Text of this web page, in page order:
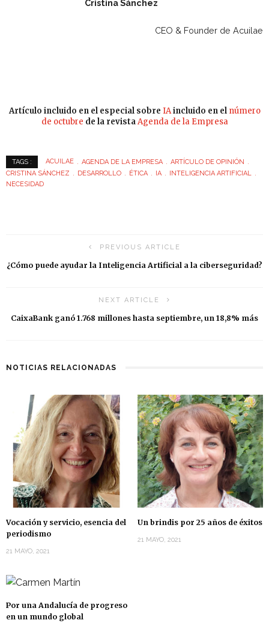
Cristina Sánchez
CEO & Founder de Acuilae
Artículo incluido en el especial sobre IAincluido en el número
de octubre de la revistaAgenda de la Empresa
TAGS : ACUILAE AGENDA DE LA EMPRESA
ARTÍCULO DE OPINIÓN
CRISTINA SÁNCHEZ
DESARROLLO ÉTICA IA
INTELIGENCIA ARTIFICIAL
NECESIDAD
PREVIOUS ARTICLE
¿Cómo puede ayudar la Inteligencia Artificial a la ciberseguridad?
NEXT ARTICLE
CaixaBank ganó 1.768 millones hasta septiembre, un 18,8% más
NOTICIAS RELACIONADAS
Vocación y servicio, esencia del
periodismo
21 MAYO, 2021
Un brindis por 25 años de éxitos
21 MAYO, 2021
Por una Andalucía de progreso
en un mundo global